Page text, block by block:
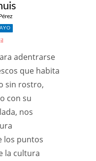
adentrarse
que habita
sin rostro,
con su
nos
los puntos
la cultura